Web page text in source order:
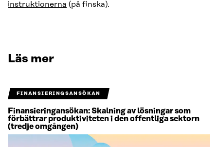
instruktionerna (på finska).
Läs mer
FINANSIERINGSANSÖKAN
Finansieringansökan: Skalning av lösningar som
förbättrar produktiviteten i den offentliga sektorn
(tredje omgången)